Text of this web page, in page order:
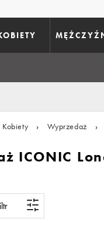
Kobiety › Wyprzedaż ›
ICONIC